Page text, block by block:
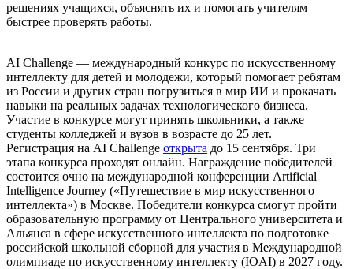
решениях учащихся, объяснять их и помогать учителям
быстрее проверять работы.
AI Challenge — международный конкурс по искусственному
интеллекту для детей и молодежи, который помогает ребятам
из России и других стран погрузиться в мир ИИ и прокачать
навыки на реальных задачах технологического бизнеса.
Участие в конкурсе могут принять школьники, а также
студенты колледжей и вузов в возрасте до 25 лет.
Регистрация на AI Challenge открыта до 15 сентября. Три
этапа конкурса проходят онлайн. Награждение победителей
состоится очно на международной конференции Artificial
Intelligence Journey («Путешествие в мир искусственного
интеллекта») в Москве. Победители конкурса смогут пройти
образовательную программу от Центрального университета и
Альянса в сфере искусственного интеллекта по подготовке
российской школьной сборной для участия в Международной
олимпиаде по искусственному интеллекту (IOAI) в 2027 году.